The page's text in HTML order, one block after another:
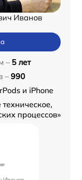
Иванов
– 5 лет
– 990
и iPhone
процессов»